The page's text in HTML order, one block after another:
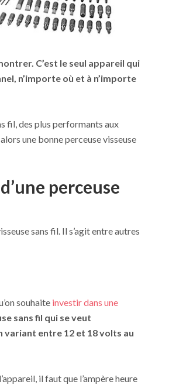
C’est le seul appareil qui
n’importe où et à n’importe
fil, des plus performants aux
une bonne perceuse visseuse
perceuse
sans fil. Il s’agit entre autres
souhaite investir dans une
sans fil qui se veut
entre 12 et 18 volts au
il faut que l’ampère heure